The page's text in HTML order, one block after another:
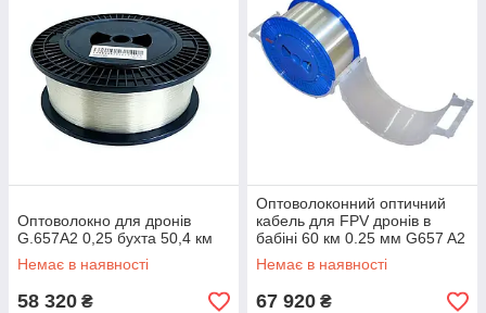
Оптоволокно для дронів
G.657A2 0,25 бухта 50,4 км
Немає в наявності
58 320 ₴
Оптоволоконний оптичний
кабель для FPV дронів в
бабіні 60 км 0.25 мм G657 A2
одномодовий
Немає в наявності
67 920 ₴